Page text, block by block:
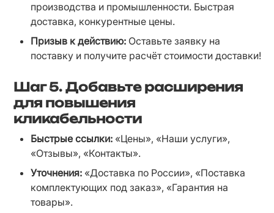
производства и промышленности. Быстрая
доставка, конкурентные цены.
Призыв к действию: Оставьте заявку на
поставку и получите расчёт стоимости доставки!
Шаг 5. Добавьте расширения
для повышения
кликабельности
Быстрые ссылки: «Цены», «Наши услуги»,
«Отзывы», «Контакты».
Уточнения: «Доставка по России», «Поставка
комплектующих под заказ», «Гарантия на
товары».